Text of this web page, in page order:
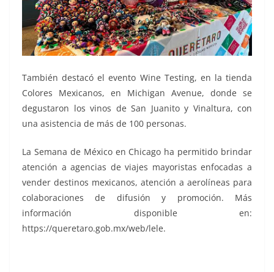
También destacó el evento Wine Testing, en la tienda
Colores Mexicanos, en Michigan Avenue, donde se
degustaron los vinos de San Juanito y Vinaltura, con
una asistencia de más de 100 personas.
La Semana de México en Chicago ha permitido brindar
atención a agencias de viajes mayoristas enfocadas a
vender destinos mexicanos, atención a aerolíneas para
colaboraciones de difusión y promoción. Más
información disponible en:
https://queretaro.gob.mx/web/lele.